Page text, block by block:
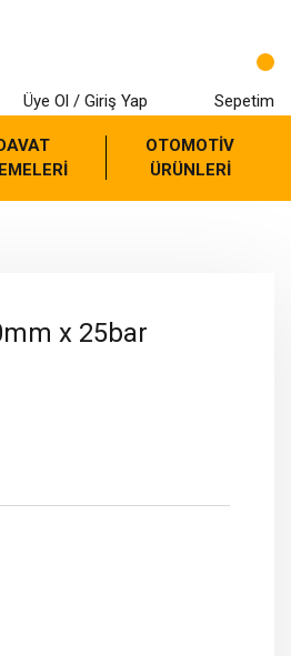
Üye Ol / Giriş Yap Sepetim
OTOMOTİV
ÜRÜNLERİ
x 25bar